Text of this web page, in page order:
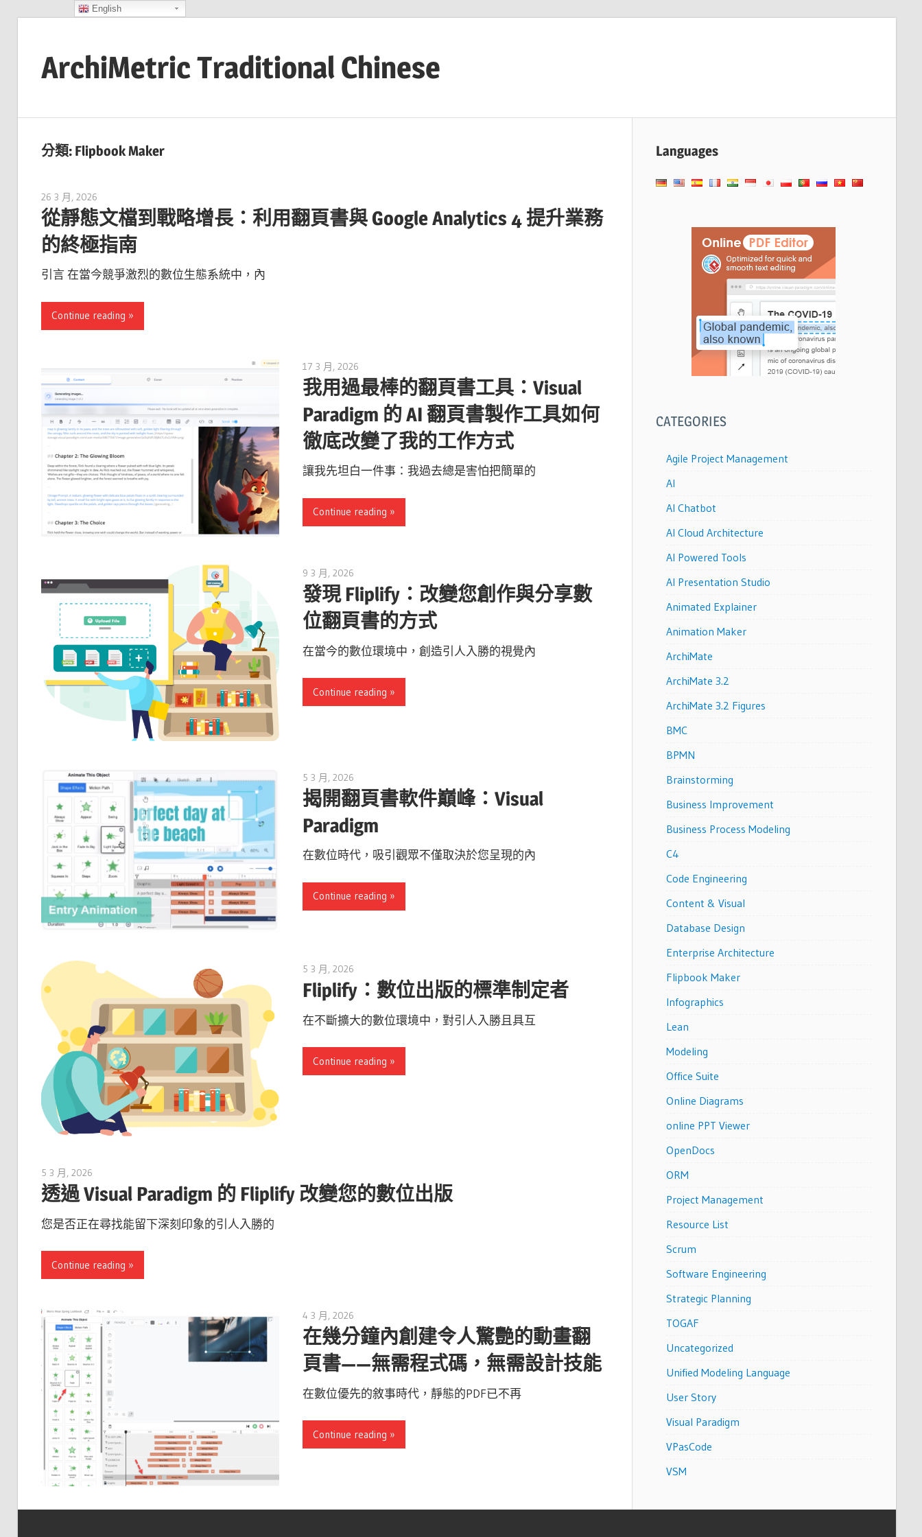
contentArchiMetric Traditional Chinese
Dev
Ops,
Scrum,
and
More
分類: Flipbook Maker
26 3 月, 2026
從靜態文檔到戰略增長：利用翻頁書與 Google Analytics 4 提升業務
的終極指南
引言 在當今競爭激烈的數位生態系統中，內
Continue reading
17 3 月, 2026
我用過最棒的翻頁書工具：Visual
Paradigm 的 AI 翻頁書製作工具如何
徹底改變了我的工作方式
讓我先坦白一件事：我過去總是害怕把簡單的
Continue reading
9 3 月, 2026
發現 Fliplify：改變您創作與分享數
位翻頁書的方式
在當今的數位環境中，創造引人入勝的視覺內
Continue reading
5 3 月, 2026
揭開翻頁書軟件巔峰：Visual
Paradigm
在數位時代，吸引觀眾不僅取決於您呈現的內
Continue reading
5 3 月, 2026
Fliplify：數位出版的標準制定者
在不斷擴大的數位環境中，對引人入勝且具互
Continue reading
5 3 月, 2026
透過 Visual Paradigm 的 Fliplify 改變您的數位出版
您是否正在尋找能留下深刻印象的引人入勝的
Continue reading
4 3 月, 2026
在幾分鐘內創建令人驚艷的動畫翻
頁書——無需程式碼，無需設計技能
在數位優先的敘事時代，靜態的PDF已不再
Continue reading
Languages
CATEGORIES
Agile Project Management
AI
AI Chatbot
AI Cloud Architecture
AI Powered Tools
AI Presentation Studio
Animated Explainer
Animation Maker
ArchiMate
ArchiMate 3.2
ArchiMate 3.2 Figures
BMC
BPMN
Brainstorming
Business Improvement
Business Process Modeling
C4
Code Engineering
Content & Visual
Database Design
Enterprise Architecture
Flipbook Maker
Infographics
Lean
Modeling
Office Suite
Online Diagrams
online PPT Viewer
OpenDocs
ORM
Project Management
Resource List
Scrum
Software Engineering
Strategic Planning
TOGAF
Uncategorized
Unified Modeling Language
User Story
Visual Paradigm
VPasCode
VSM
English